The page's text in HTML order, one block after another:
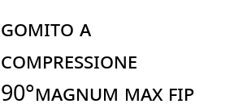
GOMITO A
COMPRESSIONE
90°MAGNUM MAX FIP